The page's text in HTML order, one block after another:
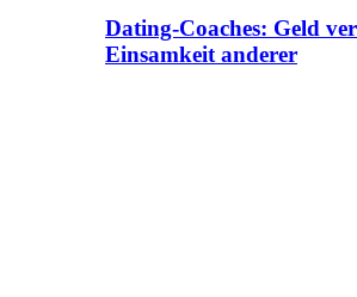
Dating-Coaches: Geld
Einsamkeit anderer